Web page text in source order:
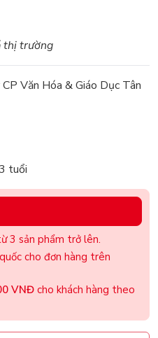
thị trường
Văn Hóa & Giáo Dục Tân
tuổi
3 sản phẩm trở lên.
cho đơn hàng trên
VNĐ cho khách hàng theo